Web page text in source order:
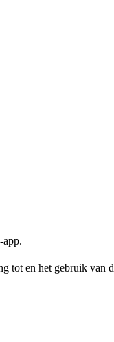
app.
tot en het gebruik